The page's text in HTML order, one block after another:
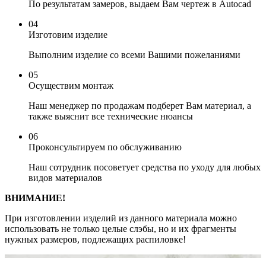
По результатам замеров, выдаем Вам чертеж в Autocad
04
Изготовим изделие
Выполним изделие со всеми Вашими пожеланиями
05
Осуществим монтаж
Наш менеджер по продажам подберет Вам материал, а
также выяснит все технические нюансы
06
Проконсультируем по обслуживанию
Наш сотрудник посоветует средства по уходу для любых
видов материалов
ВНИМАНИЕ!
При изготовлении изделий из данного материала можно
использовать не только целые слэбы, но и их фрагменты
нужных размеров, подлежащих распиловке!